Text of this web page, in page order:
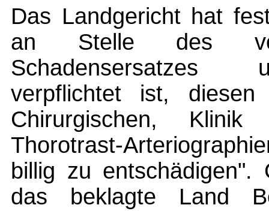
Das Landgericht hat
an Stelle des
Schadensersatzes
verpflichtet ist,
Chirurgischen,
Thorotrast-
billig zu
das beklagte Land